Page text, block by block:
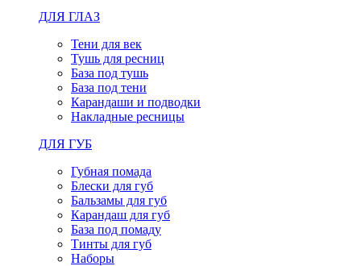
ДЛЯ ГЛАЗ
Тени для век
Тушь для ресниц
База под тушь
База под тени
Карандаши и подводки
Накладные ресницы
ДЛЯ ГУБ
Губная помада
Блески для губ
Бальзамы для губ
Карандаш для губ
База под помаду
Тинты для губ
Наборы